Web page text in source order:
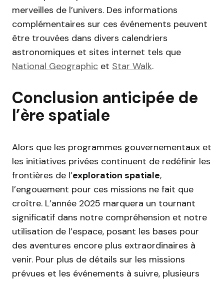
merveilles de l’univers. Des informations
complémentaires sur ces événements peuvent
être trouvées dans divers calendriers
astronomiques et sites internet tels que
National Geographic et Star Walk.
Conclusion anticipée de
l’ère spatiale
Alors que les programmes gouvernementaux et
les initiatives privées continuent de redéfinir les
frontières de l’exploration spatiale,
l’engouement pour ces missions ne fait que
croître. L’année 2025 marquera un tournant
significatif dans notre compréhension et notre
utilisation de l’espace, posant les bases pour
des aventures encore plus extraordinaires à
venir. Pour plus de détails sur les missions
prévues et les événements à suivre, plusieurs